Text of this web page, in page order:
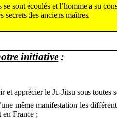
se sont écoulés et l’homme a su
secrets des anciens maîtres.
initiative :
et apprécier le Ju-Jitsu sous toutes
même manifestation les
en France ;